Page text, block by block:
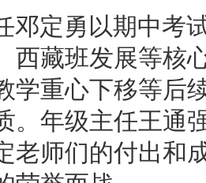
邓定勇以期中考
西藏班发展等核
学重心下移等后
。年级主任王通
老师们的付出和